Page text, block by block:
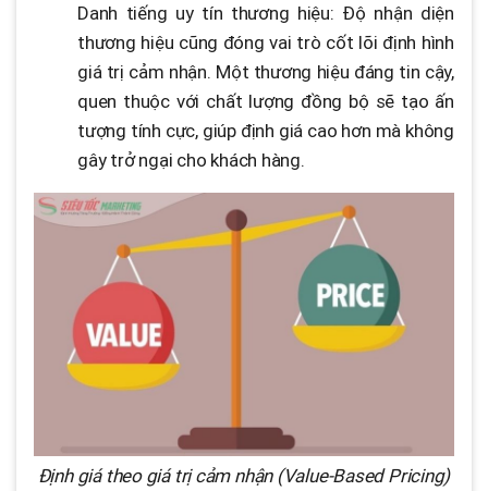
Danh tiếng uy tín thương hiệu: Độ nhận diện
thương hiệu cũng đóng vai trò cốt lõi định hình
giá trị cảm nhận. Một thương hiệu đáng tin cậy,
quen thuộc với chất lượng đồng bộ sẽ tạo ấn
tượng tính cực, giúp định giá cao hơn mà không
gây trở ngại cho khách hàng.
Định giá theo giá trị cảm nhận (Value-Based Pricing)